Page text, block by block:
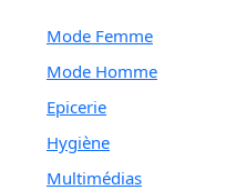
Mode Femme
Mode Homme
Epicerie
Hygiène
Multimédias